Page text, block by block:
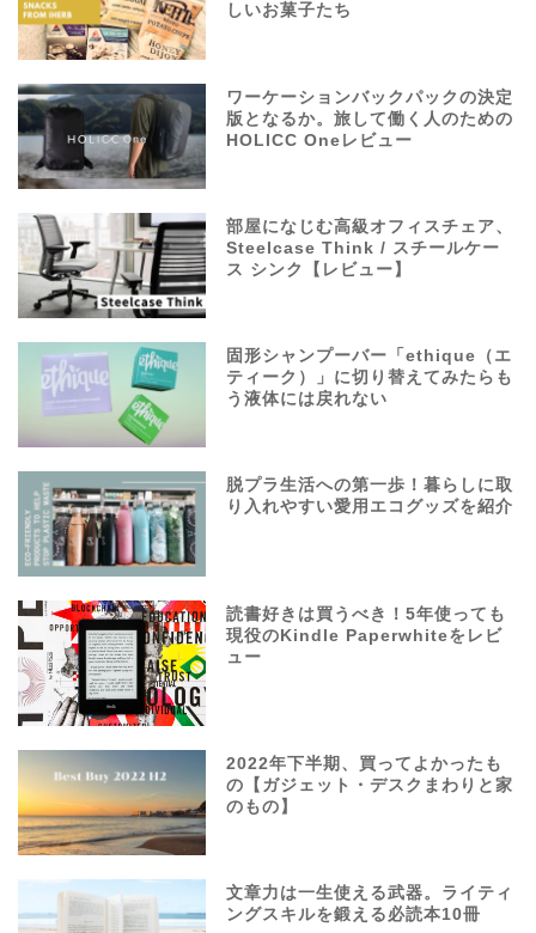
しいお菓子たち
ワーケーションバックパックの決定
版となるか。旅して働く人のための
HOLICC Oneレビュー
部屋になじむ高級オフィスチェア、
Steelcase Think / スチールケー
ス シンク【レビュー】
固形シャンプーバー「ethique（エ
ティーク）」に切り替えてみたらも
う液体には戻れない
脱プラ生活への第一歩！暮らしに取
り入れやすい愛用エコグッズを紹介
読書好きは買うべき！5年使っても
現役のKindle Paperwhiteをレビ
ュー
2022年下半期、買ってよかったも
の【ガジェット・デスクまわりと家
のもの】
文章力は一生使える武器。ライティ
ングスキルを鍛える必読本10冊